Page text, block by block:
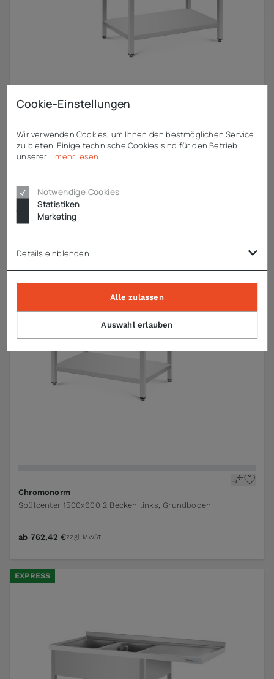
Chromonorm
Spülcenter 1900x700 2 Becken rechts, Grundboden
ab 925,38 €zzgl. MwSt.
Chromonorm
Spülcenter 1500x600 2 Becken links, Grundboden
ab 762,42 €zzgl. MwSt.
EXPRESS
Cookie-Einstellungen
Wir verwenden Cookies, um Ihnen den bestmöglichen Service
zu bieten. Einige technische Cookies sind für den Betrieb
unserer ...mehr lesen
Notwendige Cookies
Statistiken
Marketing
Details einblenden
Auswahl erlauben
Alle zulassen